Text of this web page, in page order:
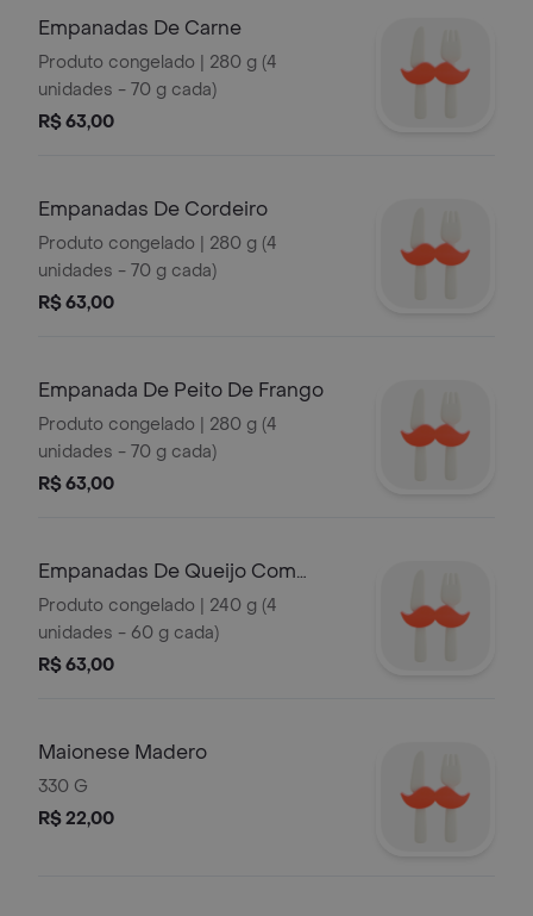
Empanadas De Carne
Produto congelado | 280 g (4
unidades - 70 g cada)
R$ 63,00
Empanadas De Cordeiro
Produto congelado | 280 g (4
unidades - 70 g cada)
R$ 63,00
Empanada De Peito De Frango
Produto congelado | 280 g (4
unidades - 70 g cada)
R$ 63,00
Empanadas De Queijo Com
Cebola
Produto congelado | 240 g (4
unidades - 60 g cada)
R$ 63,00
Maionese Madero
330 G
R$ 22,00